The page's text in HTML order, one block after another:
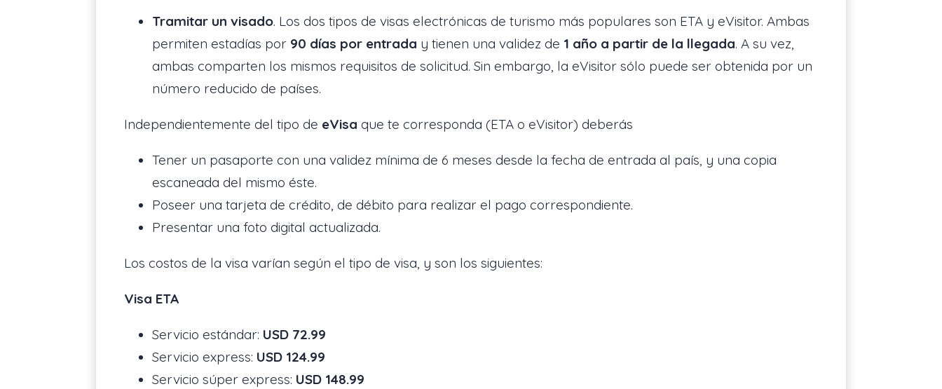
Tramitar un visado. Los dos tipos de visas electrónicas de turismo más populares son ETA y eVisitor. Ambas
permiten estadías por 90 días por entrada y tienen una validez de 1 año a partir de la llegada. A su vez,
ambas comparten los mismos requisitos de solicitud. Sin embargo, la eVisitor sólo puede ser obtenida por un
número reducido de países.
Independientemente del tipo de eVisa que te corresponda (ETA o eVisitor) deberás
Tener un pasaporte con una validez mínima de 6 meses desde la fecha de entrada al país, y una copia
escaneada del mismo éste.
Poseer una tarjeta de crédito, de débito para realizar el pago correspondiente.
Presentar una foto digital actualizada.
Los costos de la visa varían según el tipo de visa, y son los siguientes:
Visa ETA
Servicio estándar: USD 72.99
Servicio express: USD 124.99
Servicio súper express: USD 148.99